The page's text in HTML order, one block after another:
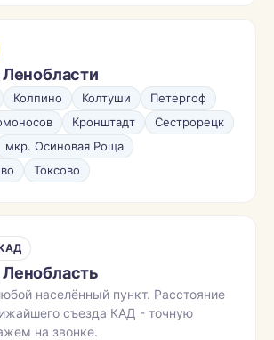
Ленобласти
Колпино Колтуши
Петергоф
Кронштадт
Сестрорецк
мкр. Осиновая Роща
Токсово
населённый пункт. Расстояние
съезда КАД - точную
на звонке.